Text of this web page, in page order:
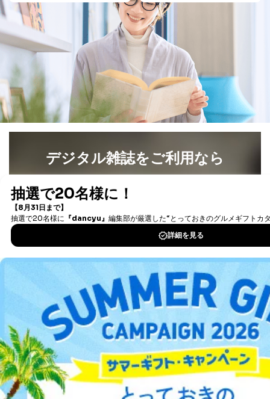
2
いただいた方の個
処、オペレーター教育など応対品
質向上のため
3
当社カスタマーQ＆
Aサービス利用者
カスタマーQ＆Aサイトの投稿内容
の確認のため
ｅメール等によるカスタマーQ＆A
サイトのサービス内容のご案内の
ため
ｅメール等による商品、サービ
ス、キャンペーン等の広告に関す
るご案内のため
4
採用選考、ご連絡のため
当社の従業者の個
人情報
人事、総務などの雇用管理等のた
め
6
パートナー（提携
企業）からの委託
により当社の
定期購読サービス
等をご利用の方の
購入商品配送のため
た商品の発売元企業からのｅメー
サービス、キャンペーン等の広告
に関するご案内のため
トに登録された方
の個人情報
当社のサービス利用状況の把握お
お問い合わせ対応、トラブル対
処、オペレーター教育など応対品
質向上のため
その他当社のプライバシーポリシ
ー等にて公表する利用目的達成の
ため
※上記の利用目的のうちNo.1～5については保有個人デ
ータ（開示対象個人情報）の利用目的であり、下記4.の
開示等のご請求に対応させていただきます。
なお、6、7については、パートナー（提携企業）様又は
各SNS運営会社様にご請求いただきますようお願い致し
ます。
デジタル雑誌をご利用なら
書籍）が無料で読み放題！
DOWNLOAD FOR IOS
DOWNLOAD FOR ANDROID
ご利用方法はこちら
総合案内
アフィリエイト 採用情報